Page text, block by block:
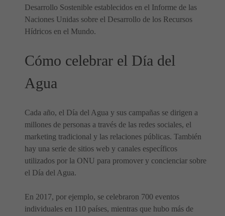
Desarrollo Sostenible establecidos en el Informe de las
Naciones Unidas sobre el Desarrollo de los Recursos
Hídricos en el Mundo.
Cómo celebrar el Día del
Agua
Cada año, el Día del Agua y sus campañas se dirigen a
millones de personas a través de las redes sociales, el
marketing tradicional y las relaciones públicas. También
hay una serie de sitios web y canales específicos
utilizados por la ONU para promover y concienciar sobre
el Día del Agua.
En 2017, por ejemplo, se celebraron 700 eventos
individuales en 110 países, mientras que hubo más de